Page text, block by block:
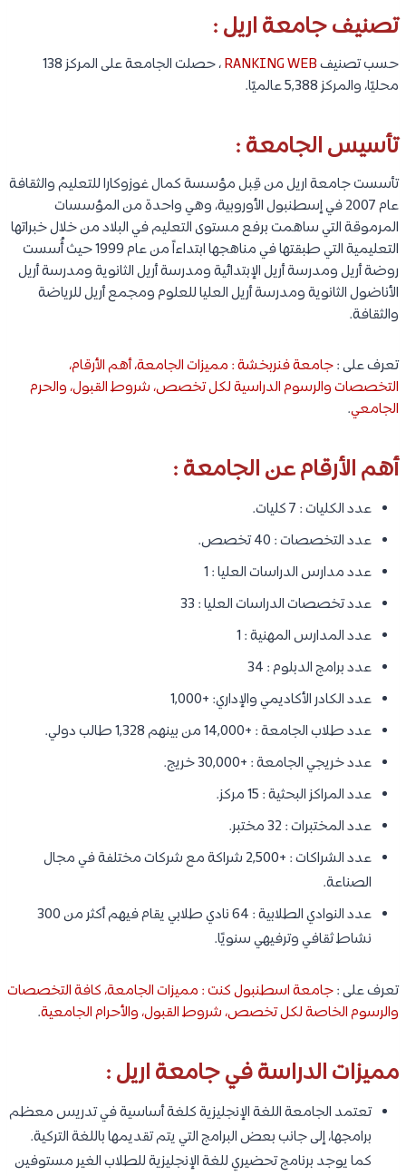
تصنيف جامعة اريل :
حسب تصنيفRANKING WEB
، حصلت الجامعة على المركز 138
محليًا، والمركز 5,388 عالميًا.
تأسيس الجامعة :
تأسست جامعة اريل من قِبل مؤسسة كمال غوزوكارا للتعليم والثقافة
عام 2007 في إسطنبول الأوروبية، وهي واحدة من المؤسسات
المرموقة التي ساهمت برفع مستوى التعليم في البلاد من خلال خبراتها
التعليمية التي طبقتها في مناهجها ابتداءاً من عام 1999 حيث أُسست
روضة أريل ومدرسة أريل الإبتدائية ومدرسة أريل الثانوية ومدرسة أريل
الأناضول الثانوية ومدرسة أريل العليا للعلوم ومجمع أريل للرياضة
والثقافة.
تعرف على :جامعة فنربخشة : مميزات الجامعة، أهم الأرقام،
التخصصات والرسوم الدراسية لكل تخصص، شروط القبول، والحرم
الجامعي.
أهم الأرقام عن الجامعة :
عدد الكليات : 7 كليات.
عدد التخصصات : 40 تخصص.
عدد مدارس الدراسات العليا : 1
عدد تخصصات الدراسات العليا : 33
عدد المدارس المهنية : 1
عدد برامج الدبلوم : 34
عدد الكادر الأكاديمي والإداري: +1,000
عدد طلاب الجامعة : +14,000 من بينهم 1,328 طالب دولي.
عدد خريجي الجامعة : +30,000 خريج.
عدد المراكز البحثية : 15 مركز.
عدد المختبرات : 32 مختبر.
عدد الشراكات : +2,500 شراكة مع شركات مختلفة في مجال
الصناعة.
عدد النوادي الطلابية : 64 نادي طلابي يقام فيهم أكثر من 300
نشاط ثقافي وترفيهي سنويًا.
تعرف على :جامعة اسطنبول كنت : مميزات الجامعة، كافة التخصصات
والرسوم الخاصة لكل تخصص، شروط القبول، والأحرام الجامعية.
مميزات الدراسة في جامعة اريل :
تعتمد الجامعة اللغة الإنجليزية كلغة أساسية في تدريس معظم
برامجها، إلى جانب بعض البرامج التي يتم تقديمها باللغة التركية.
كما يوجد برنامج تحضيري للغة الإنجليزية للطلاب الغير مستوفين